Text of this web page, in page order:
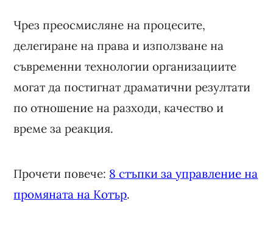
Чрез преосмисляне на процесите,
делегиране на права и използване на
съвременни технологии организациите
могат да постигнат драматични резултати
по отношение на разходи, качество и
време за реакция.
Прочети повече: 8 стъпки за управление на
промяната на Котър.